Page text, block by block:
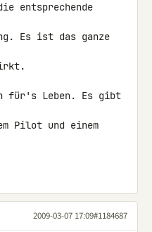
entsprechende
Es ist das ganze
für's Leben. Es gibt
Pilot und einem
2009-03-07 17:09#1184687